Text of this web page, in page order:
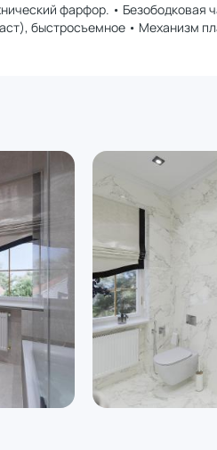
фарфор. •
быстросъемное • Механизм